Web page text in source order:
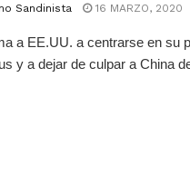
Sandinista 16 MARZO, 2020
a EE.UU. a centrarse en su
y a dejar de culpar a China